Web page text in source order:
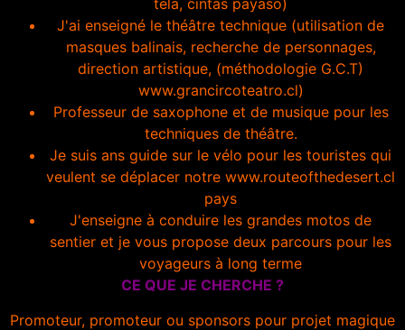
tela, cintas payaso)
J'ai enseigné le théâtre technique (utilisation de
masques balinais, recherche de personnages,
direction artistique, (méthodologie G.C.T)
www.grancircoteatro.cl)
Professeur de saxophone et de musique pour les
techniques de théâtre.
Je suis ans guide sur le vélo pour les touristes qui
veulent se déplacer notre www.routeofthedesert.cl
pays
J'enseigne à conduire les grandes motos de
sentier et je vous propose deux parcours pour les
voyageurs à long terme
CE QUE JE CHERCHE ?
Promoteur, promoteur ou sponsors pour projet magique